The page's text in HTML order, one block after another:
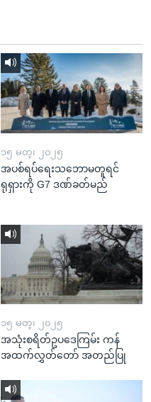
၁၅ မတ္၊ ၂၀၂၅
အပစ်ရပ်ရေးသဘောမတူရင်
ရုရှားကို G7 ဒဏ်ခတ်မည်
၁၅ မတ္၊ ၂၀၂၅
အသုံးစရိတ်ဥပဒေကြမ်း ကန်
အထက်လွှတ်တော် အတည်ပြု